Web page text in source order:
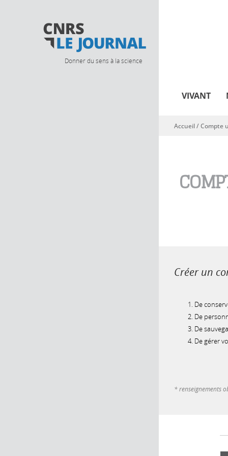
Donner du sens à la science
VIVANT
Vous êtes ici
Accueil/Compte
Créer un
De
De
De
De gérer
* renseignements